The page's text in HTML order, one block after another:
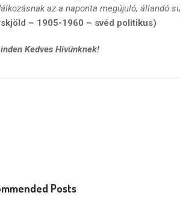
az a naponta megújuló, állandó
– 1905-1960 – svéd politikus)
Kedves Hívünknek!
Posts